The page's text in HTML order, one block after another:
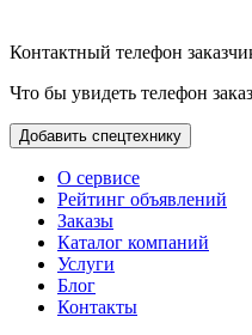
Контактный телефон
Что бы увидеть телефон
О сервисе
Рейтинг объявлений
Заказы
Каталог компаний
Услуги
Блог
Контакты